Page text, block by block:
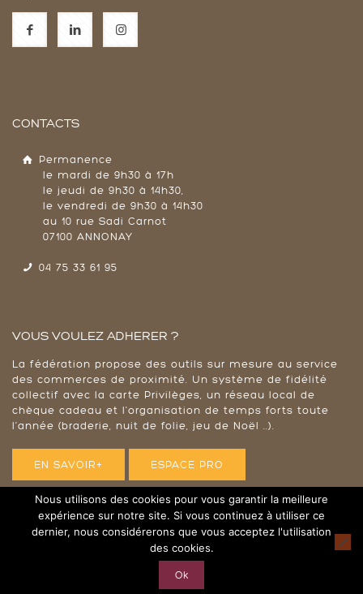
CONTACTS
Permanence
le mardi de 9h30 à 17h
le jeudi de 9h30 à 14h30,
le vendredi de 9h30 à 14h30
au 10 rue Sadi Carnot
07100 ANNONAY
04 75 33 61 95
VOUS VOULEZ ADHERER ?
La fédération propose des outils sur mesure au service
des commerces de proximité. Un système de fidélité
collectif avec la carte Privilèges, un réseau local de
chèque cadeau et l'organisation de temps forts toute
l’année (braderie, nuit de folie, jeu de Noël ..).
EN SAVOIR+ ESPACE PRO
© 2023 Annonay plus - Tous droits réservés |
Nous utilisons des cookies pour vous garantir la meilleure
expérience sur notre site. Si vous continuez à utiliser ce
dernier, nous considérerons que vous acceptez l'utilisation
des cookies.
Ok